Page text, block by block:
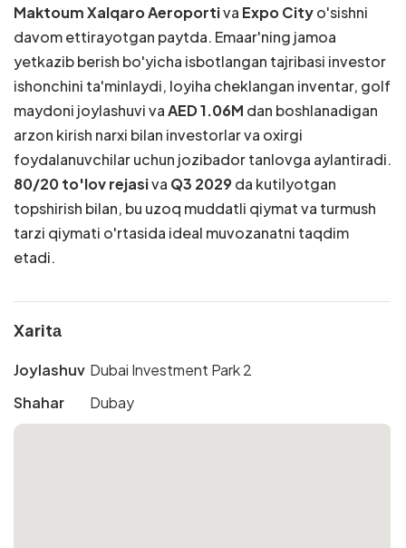
Maktoum Xalqaro Aeroportiva Expo Cityo'sishni
davom ettirayotgan paytda. Emaar'ning jamoa
yetkazib berish bo'yicha isbotlangan tajribasi investor
ishonchini ta'minlaydi, loyiha cheklangan inventar, golf
maydoni joylashuvi vaAED 1.06M dan boshlanadigan
arzon kirish narxi bilan investorlar va oxirgi
foydalanuvchilar uchun jozibador tanlovga aylantiradi.
80/20 to'lov rejasiva Q3 2029da kutilyotgan
topshirish bilan, bu uzoq muddatli qiymat va turmush
tarzi qiymati o'rtasida ideal muvozanatni taqdim
etadi.
Xaritа
Joylashuv Dubai Investment Park 2
Shahar
Dubay